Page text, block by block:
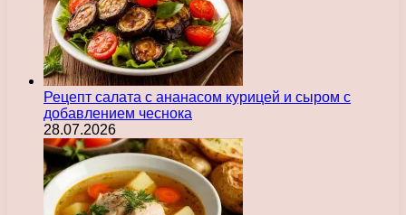
Рецепт салата с ананасом курицей и сыром с
добавлением чеснока
28.07.2026